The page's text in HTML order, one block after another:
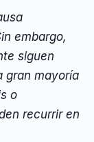
embargo,
siguen
gran mayoría
o
recurrir en